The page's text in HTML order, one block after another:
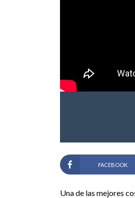
FACEBOOK
Una de las mejores